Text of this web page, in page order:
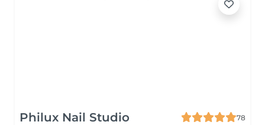
Philux Nail Studio
78